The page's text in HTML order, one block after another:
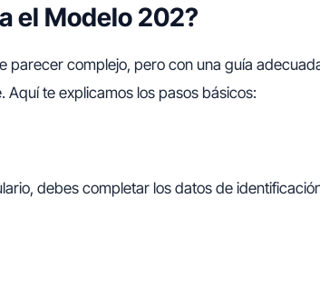
el Modelo 202?
parecer complejo, pero con una guía
Aquí te explicamos los pasos básicos:
debes completar los datos de